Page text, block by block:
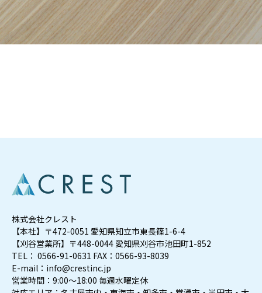
株式会社クレスト
【本社】〒472-0051 愛知県知立市東長篠1-6-4
【刈谷営業所】〒448-0044 愛知県刈谷市池田町1-852
TEL： 0566-91-0631 FAX：0566-93-8039
E-mail：info@crestinc.jp
営業時間：9:00～18:00 毎週水曜定休